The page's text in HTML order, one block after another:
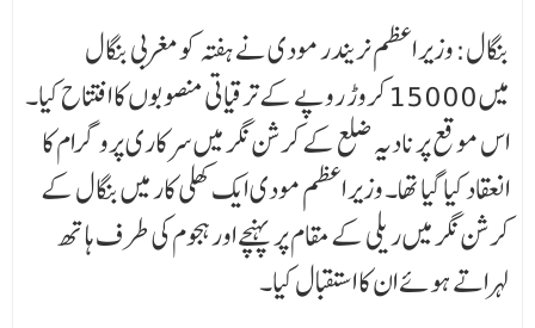
بنگال: وزیر اعظم نریندر مودی نے ہفتہ کو مغربی بنگال
میں 15000 کروڑ روپے کے ترقیاتی منصوبوں کا افتتاح کیا۔
اس موقع پر نادیہ ضلع کے کرشن نگر میں سرکاری پروگرام کا
انعقاد کیا گیا تھا۔ وزیر اعظم مودی ایک کھلی کار میں بنگال کے
کرشن نگر میں ریلی کے مقام پر پہنچے اور ہجوم کی طرف ہاتھ
لہراتے ہوئے ان کا استقبال کیا۔